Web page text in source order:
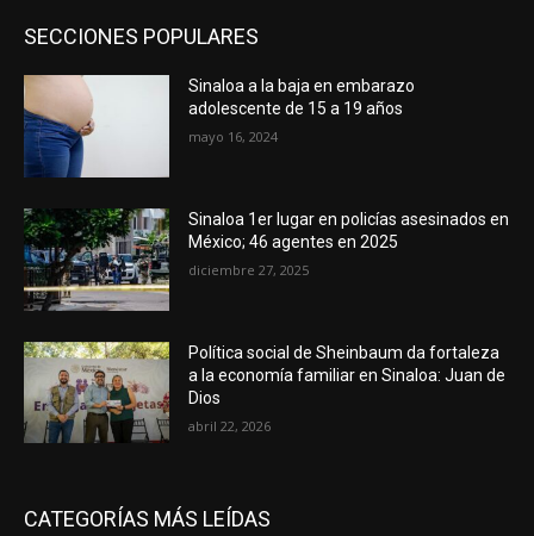
SECCIONES POPULARES
Sinaloa a la baja en embarazo
adolescente de 15 a 19 años
mayo 16, 2024
Sinaloa 1er lugar en policías asesinados en
México; 46 agentes en 2025
diciembre 27, 2025
Política social de Sheinbaum da fortaleza
a la economía familiar en Sinaloa: Juan de
Dios
abril 22, 2026
CATEGORÍAS MÁS LEÍDAS